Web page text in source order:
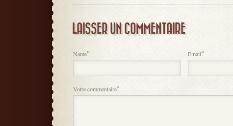
LAISSER UN COMMENTAIRE
Name* Email*
Votre commentaire*